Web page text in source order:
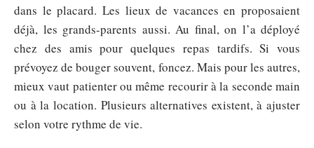
dans le placard. Les lieux de vacances en proposaient
déjà, les grands-parents aussi. Au final, on l’a déployé
chez des amis pour quelques repas tardifs. Si vous
prévoyez de bouger souvent, foncez. Mais pour les autres,
mieux vaut patienter ou même recourir à la seconde main
ou à la location. Plusieurs alternatives existent, à ajuster
selon votre rythme de vie.